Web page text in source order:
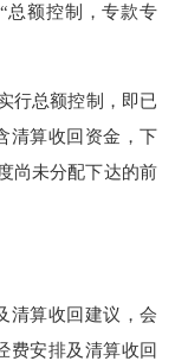
“总额控制，专款专
行总额控制， 即已
清算收回 资金 ，下
尚未分配下达的前
清算收回建议，会
费安排及清算收回